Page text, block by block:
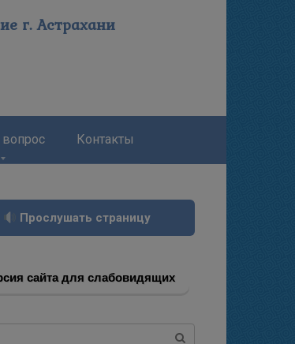
г. Астрахани
вопрос Контакты
Прослушать страницу
сайта для слабовидящих